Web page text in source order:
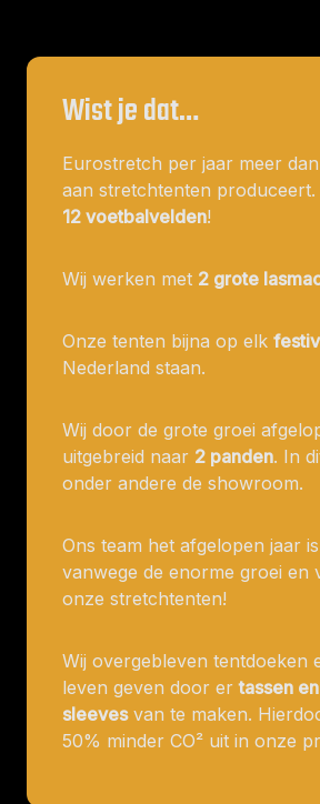
Wist je dat…
Eurostretch per jaar meer dan
aan stretchtenten produceert.
12 voetbalvelden!
Wij werken met 2 grote
Onze tenten bijna op elk
Nederland staan.
Wij door de grote groei
uitgebreid naar 2 panden. In
onder andere de showroom.
Ons team het afgelopen jaar is
vanwege de enorme groei en
onze stretchtenten!
Wij overgebleven tentdoeken
leven geven door ertassen
sleevesvan te maken.
50% minder CO² uit in onze